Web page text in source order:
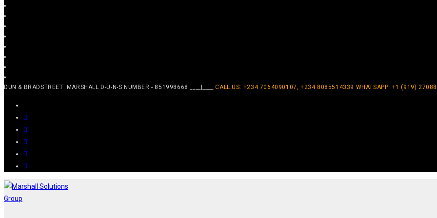
DUN & BRADSTREET: MARSHALL D-U-N-S NUMBER - 851998668 ____|____CALL US: +234 7064090107, +234 8085514339 WHATSAPP: +1 (919)